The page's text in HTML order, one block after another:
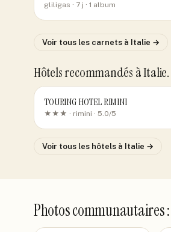
gliligas · 7 j · 1 album
Voir tous les carnets à Italie →
Hôtels recommandés à Italie.
TOURING HOTEL RIMINI
★★★ · rimini · 5.0/5
Voir tous les hôtels à Italie →
Photos communautaires